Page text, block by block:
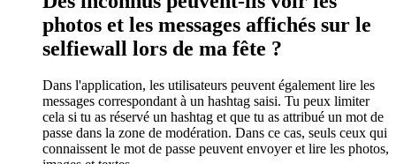
photos et les messages affichés sur le
selfiewall lors de ma fête ?
Dans l'application, les utilisateurs peuvent également lire les
messages correspondant à un hashtag saisi. Tu peux limiter
cela si tu as réservé un hashtag et que tu as attribué un mot de
passe dans la zone de modération. Dans ce cas, seuls ceux qui
connaissent le mot de passe peuvent envoyer et lire les photos,